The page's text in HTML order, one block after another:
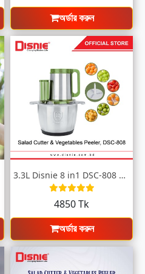
অর্ডার করুন
3.3L Disnie 8 in1 DSC-808 Salad Cutter &...
4850 Tk
অর্ডার করুন